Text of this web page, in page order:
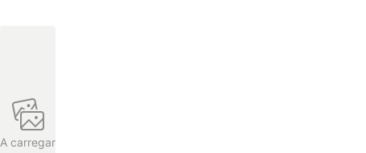
A carregar